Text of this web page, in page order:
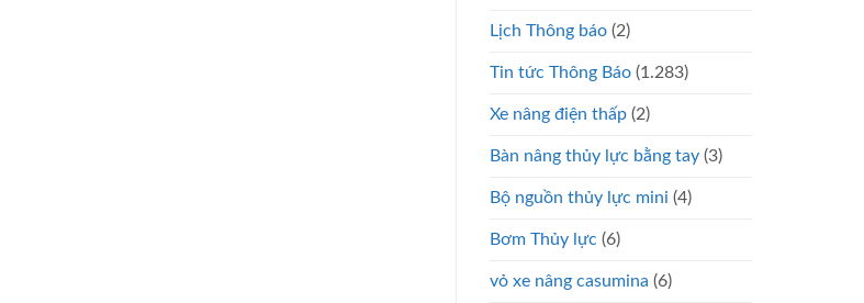
Lịch Thông báo (2)
Tin tức Thông Báo (1.283)
Xe nâng điện thấp (2)
Bàn nâng thủy lực bằng tay (3)
Bộ nguồn thủy lực mini (4)
Bơm Thủy lực (6)
vỏ xe nâng casumina (6)